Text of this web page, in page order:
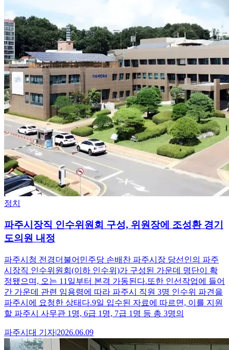
정치
파주시장직 인수위원회 구성, 위원장에 조성환 경기
도의원 내정
파주시청 전경더불어민주당 손배찬 파주시장 당선인의 파주
시장직 인수위원회(이하 인수위)가 구성된 가운데 명단이 확
정됐으며, 오는 11일부터 본격 가동된다.또한 인선작업에 들어
간 가운데 관련 임용령에 따라 파주시 직원 3명 인수위 파견을
파주시에 요청한 상태다.9일 입수된 자료에 따르면, 이를 지원
할 파주시 사무관 1명, 6급 1명, 7급 1명 등 총 3명의
파주시대 기자|2026.06.09